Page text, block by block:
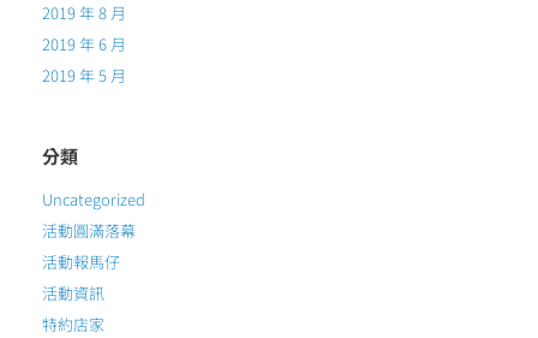
2019 年 8 月
2019 年 6 月
2019 年 5 月
分類
Uncategorized
活動圓滿落幕
活動報馬仔
活動資訊
特約店家